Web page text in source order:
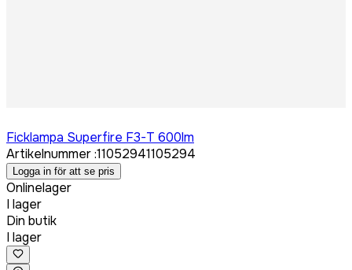
Ficklampa Superfire F3-T 600lm
Artikelnummer:11052941105294
Logga in för att se pris
Onlinelager
I lager
Din butik
I lager